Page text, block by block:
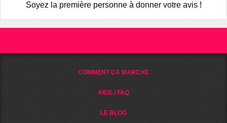
Soyez la première personne à donner votre avis !
COMMENT ÇA MARCHE
AIDE / FAQ
LE BLOG